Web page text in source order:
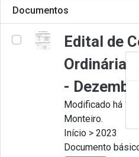
Documentos
Edital de
Ordinária
-
Modificado há 11
Monteiro.
Início > 2023
Documento